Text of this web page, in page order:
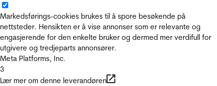
Markedsførings-cookies brukes til å spore besøkende på
nettsteder. Hensikten er å vise annonser som er relevante og
engasjerende for den enkelte bruker og dermed mer verdifull for
utgivere og tredjeparts annonsører.
Meta Platforms, Inc.
3
Lær mer om denne leverandøren